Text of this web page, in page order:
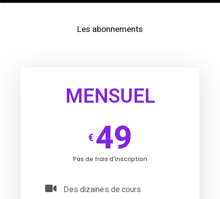
Les abonnements
MENSUEL
€ 49
Pas de frais d'inscription
Des dizaines de cours